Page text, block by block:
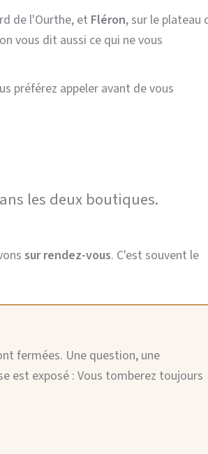
de l'Ourthe, et Fléron, sur le plateau
vous dit aussi ce qui ne vous
préférez appeler avant de vous
les deux boutiques.
sur rendez-vous. C'est souvent le
fermées. Une question, une
est exposé : Vous tomberez toujours